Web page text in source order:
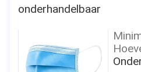
onderhandelbaar